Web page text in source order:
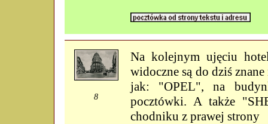
8
Na kolejnym ujęciu
widoczne są do dziś
jak: "OPEL", na
pocztówki. A także
chodniku z prawej strony